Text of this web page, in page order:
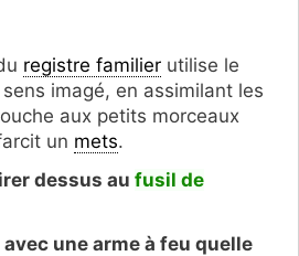
registre familier utilise le
imagé, en assimilant les
aux petits morceaux
un mets.
dessus au fusil de
avec une arme à feu quelle